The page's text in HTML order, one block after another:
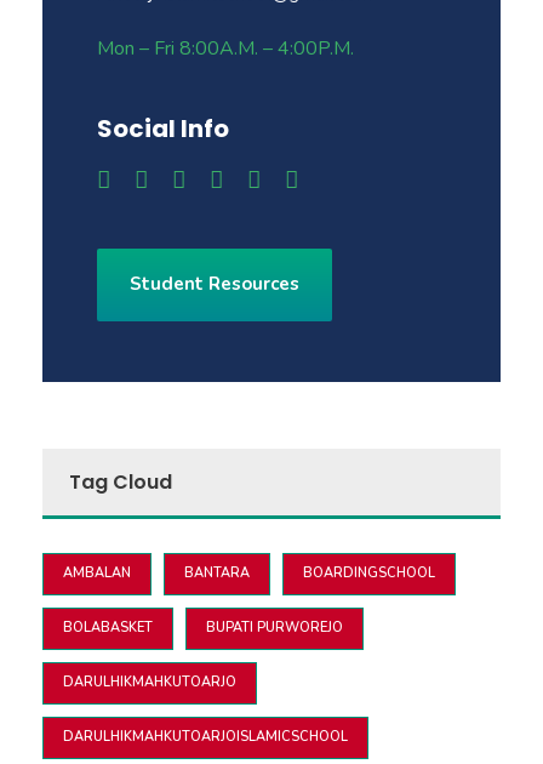
Mon – Fri 8:00A.M. – 4:00P.M.
Social Info
Student Resources
Tag Cloud
AMBALAN BANTARA BOARDINGSCHOOL
BOLABASKET BUPATI PURWOREJO
DARULHIKMAHKUTOARJO
DARULHIKMAHKUTOARJOISLAMICSCHOOL